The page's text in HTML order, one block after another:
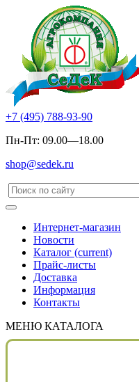
+7 (495) 788-93-90
Пн-Пт: 09.00—18.00
shop@sedek.ru
Интернет-магазин
Новости
Каталог (current)
Прайс-листы
Доставка
Информация
Контакты
МЕНЮ КАТАЛОГА